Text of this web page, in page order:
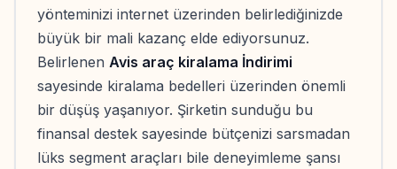
yönteminizi internet üzerinden belirlediğinizde
büyük bir mali kazanç elde ediyorsunuz.
Belirlenen Avis araç kiralama İndirimi
sayesinde kiralama bedelleri üzerinden önemli
bir düşüş yaşanıyor. Şirketin sunduğu bu
finansal destek sayesinde bütçenizi sarsmadan
lüks segment araçları bile deneyimleme şansı